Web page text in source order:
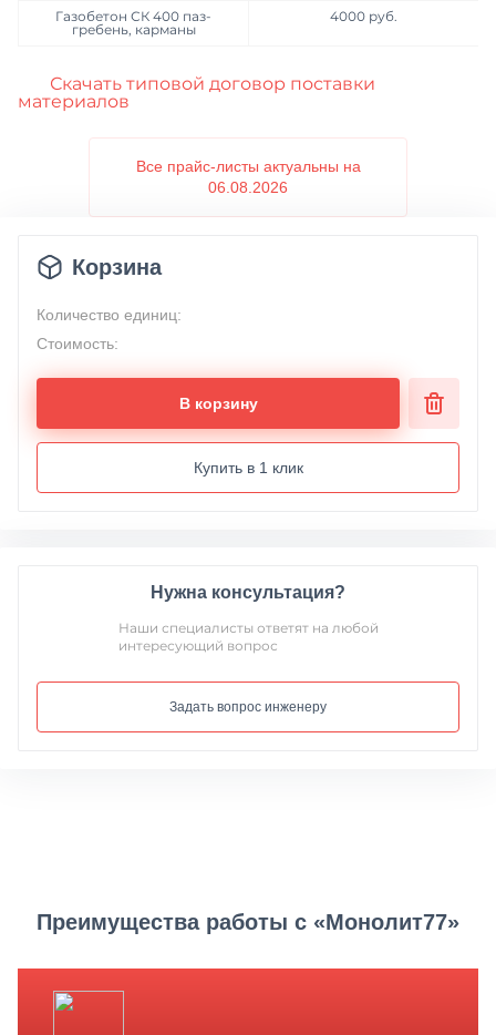
Газобетон СК 400 паз-
гребень, карманы
4000 руб.
Скачать типовой договор поставки
материалов
Все прайс-листы актуальны на
06.08.2026
Корзина
Количество единиц:
Стоимость:
В корзину
Купить в 1 клик
Нужна консультация?
Наши специалисты ответят на любой
интересующий вопрос
Задать вопрос инженеру
Преимущества работы с «Монолит77»